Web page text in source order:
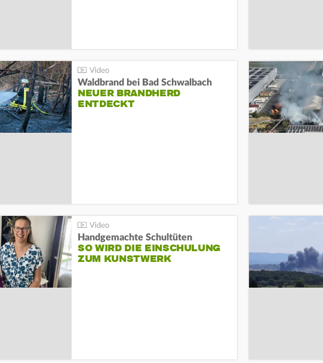
Waldbrand bei Bad Schwalbach
NEUER BRANDHERD
ENTDECKT
Handgemachte Schultüten
SO WIRD DIE EINSCHULUNG
ZUM KUNSTWERK